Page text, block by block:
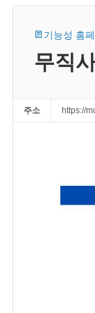
기능성 홈
무직
주소 https://